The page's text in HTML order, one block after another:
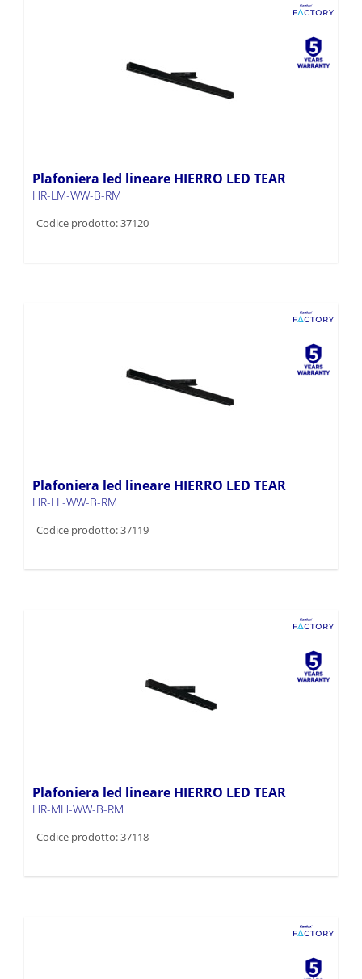
Plafoniera led lineare HIERRO LED TEAR
HR-LM-WW-B-RM
Codice prodotto: 37120
Plafoniera led lineare HIERRO LED TEAR
HR-LL-WW-B-RM
Codice prodotto: 37119
Plafoniera led lineare HIERRO LED TEAR
HR-MH-WW-B-RM
Codice prodotto: 37118